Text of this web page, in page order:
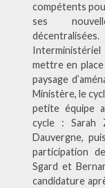
compétents
ses
mettre en
paysage
Ministère, le
petite équipe
cycle : Sarah
Dauvergne,
participation
Sgard et
candidature